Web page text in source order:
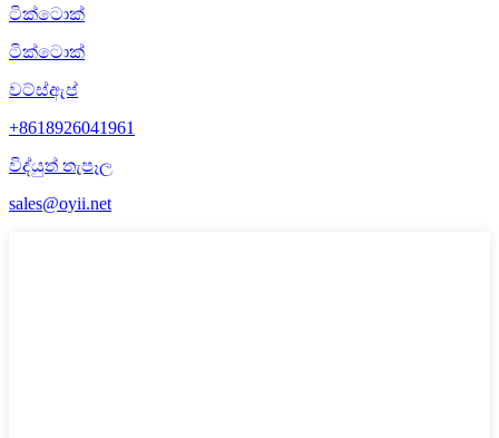
ටික්ටොක්
ටික්ටොක්
වට්ස්ඇප්
+8618926041961
විද්යුත් තැපෑල
sales@oyii.net